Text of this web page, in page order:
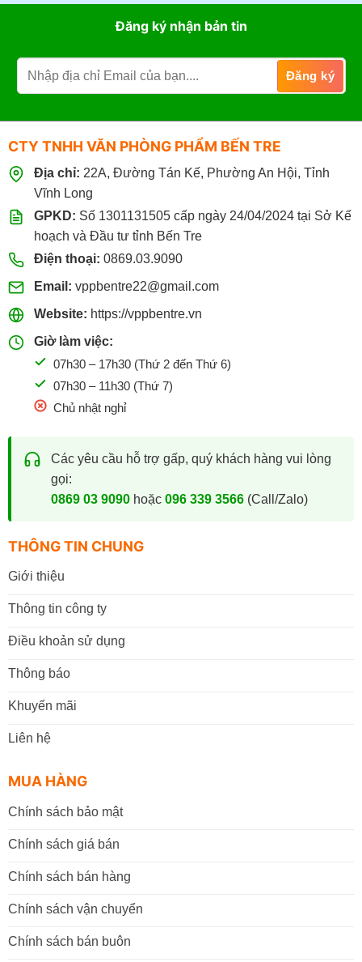
Đăng ký nhận bản tin
CTY TNHH VĂN PHÒNG PHẨM BẾN TRE
Địa chỉ: 22A, Đường Tán Kế, Phường An Hội, Tỉnh
Vĩnh Long
GPKD: Số 1301131505 cấp ngày 24/04/2024 tại Sở Kế
hoạch và Đầu tư tỉnh Bến Tre
Điện thoại: 0869.03.9090
Email: vppbentre22@gmail.com
Website: https://vppbentre.vn
Giờ làm việc:
07h30 – 17h30 (Thứ 2 đến Thứ 6)
07h30 – 11h30 (Thứ 7)
Chủ nhật nghỉ
Các yêu cầu hỗ trợ gấp, quý khách hàng vui lòng
gọi:
0869 03 9090hoặc 096 339 3566(Call/Zalo)
THÔNG TIN CHUNG
Giới thiệu
Thông tin công ty
Điều khoản sử dụng
Thông báo
Khuyến mãi
Liên hệ
MUA HÀNG
Chính sách bảo mật
Chính sách giá bán
Chính sách bán hàng
Chính sách vận chuyển
Chính sách bán buôn